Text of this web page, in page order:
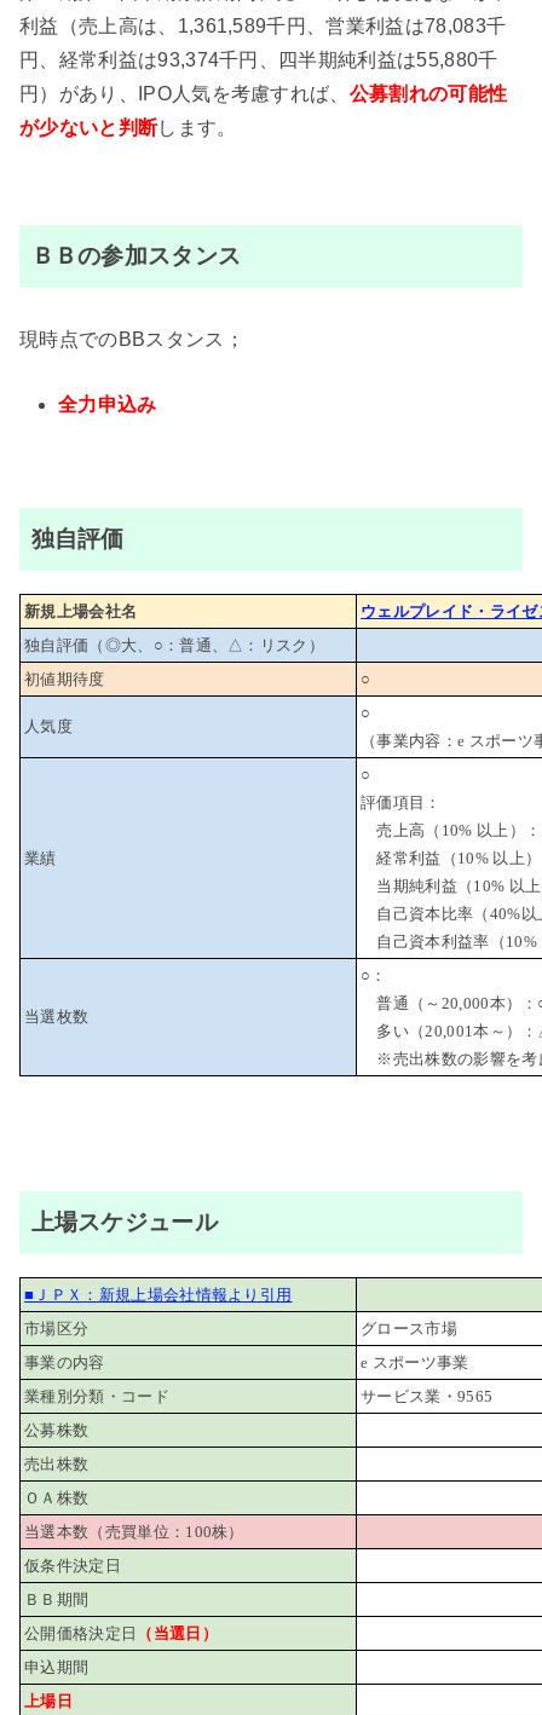
利益（売上高は、1,361,589千円、営業利益は78,083千
円、経常利益は93,374千円、四半期純利益は55,880千
円）があり、IPO人気を考慮すれば、 公募割れの可能性
が少ないと判断します。
ＢＢの参加スタンス
現時点でのBBスタンス；
全力申込み
独自評価
新規上場会社名
ウェルプレイド・ライゼ
独自評価（◎大、○：普通、△：リスク）
初値期待度
○
人気度
○
（事業内容：e スポーツ
業績
○
評価項目：
売上高（10% 以上）
経常利益（10% 以上
当期純利益（10% 以
自己資本比率（40%
自己資本利益率（10%
当選枚数
○：
普通（～20,000本）
多い（20,001本～）
※売出株数の影響を考
上場スケジュール
■ＪＰＸ：新規上場会社情報より引用
市場区分
グロース市場
事業の内容
e スポーツ事業
業種別分類・コード
サービス業・9565
公募株数
売出株数
ＯＡ株数
当選本数（売買単位：100株）
仮条件決定日
ＢＢ期間
公開価格決定日
（当選日）
申込期間
上場日